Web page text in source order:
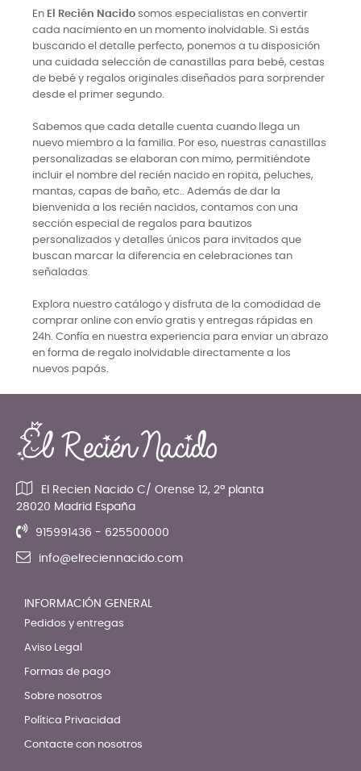
En El Recién Nacido somos especialistas en convertir
cada nacimiento en un momento inolvidable. Si estás
buscando el detalle perfecto, ponemos a tu disposición
una cuidada selección de canastillas para bebé, cestas
de bebé y regalos originales diseñados para sorprender
desde el primer segundo.
Sabemos que cada detalle cuenta cuando llega un
nuevo miembro a la familia. Por eso, nuestras canastillas
personalizadas se elaboran con mimo, permitiéndote
incluir el nombre del recién nacido en ropita, peluches,
mantas, capas de baño, etc.. Además de dar la
bienvenida a los recién nacidos, contamos con una
sección especial de regalos para bautizos
personalizados y detalles únicos para invitados que
buscan marcar la diferencia en celebraciones tan
señaladas.
Explora nuestro catálogo y disfruta de la comodidad de
comprar online con envío gratis y entregas rápidas en
24h. Confía en nuestra experiencia para enviar un abrazo
en forma de regalo inolvidable directamente a los
nuevos papás.
El Recien Nacido C/ Orense 12, 2ª planta
28020 Madrid España
915991436 - 625500000
info@elreciennacido.com
INFORMACIÓN GENERAL
Pedidos y entregas
Aviso Legal
Formas de pago
Sobre nosotros
Política Privacidad
Contacte con nosotros